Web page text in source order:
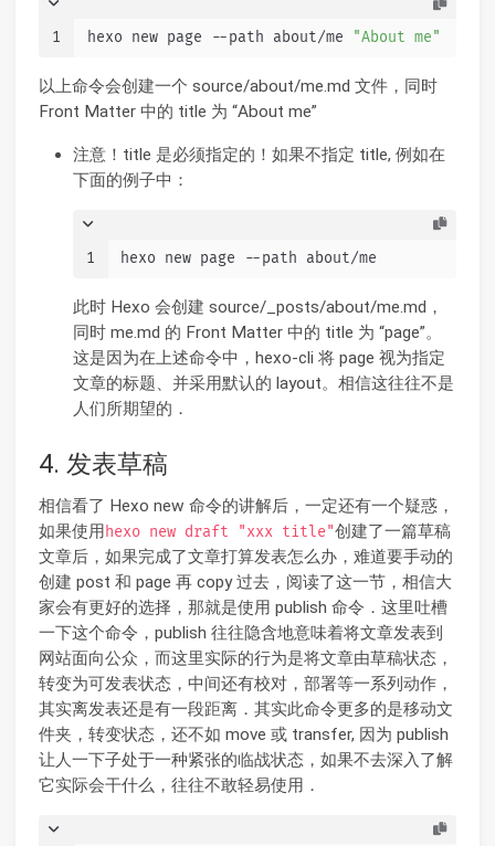
1 hexo new page --path about/me "About me"
以上命令会创建一个 source/about/me.md 文件，同时
Front Matter 中的 title 为 “About me”
注意！title 是必须指定的！如果不指定 title, 例如在
下面的例子中：
1 hexo new page --path about/me
此时 Hexo 会创建 source/_posts/about/me.md，
同时 me.md 的 Front Matter 中的 title 为 “page”。
这是因为在上述命令中，hexo-cli 将 page 视为指定
文章的标题、并采用默认的 layout。相信这往往不是
人们所期望的．
4. 发表草稿
相信看了 Hexo new 命令的讲解后，一定还有一个疑惑，
如果使用 hexo new draft "xxx title"创建了一篇草稿
文章后，如果完成了文章打算发表怎么办，难道要手动的
创建 post 和 page 再 copy 过去，阅读了这一节，相信大
家会有更好的选择，那就是使用 publish 命令．这里吐槽
一下这个命令，publish 往往隐含地意味着将文章发表到
网站面向公众，而这里实际的行为是将文章由草稿状态，
转变为可发表状态，中间还有校对，部署等一系列动作，
其实离发表还是有一段距离．其实此命令更多的是移动文
件夹，转变状态，还不如 move 或 transfer, 因为 publish
让人一下子处于一种紧张的临战状态，如果不去深入了解
它实际会干什么，往往不敢轻易使用．